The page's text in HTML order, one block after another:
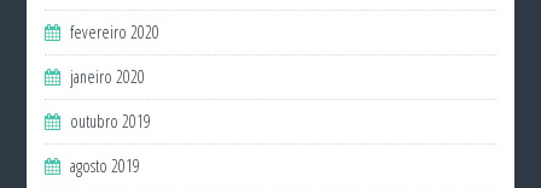
fevereiro 2020
janeiro 2020
outubro 2019
agosto 2019